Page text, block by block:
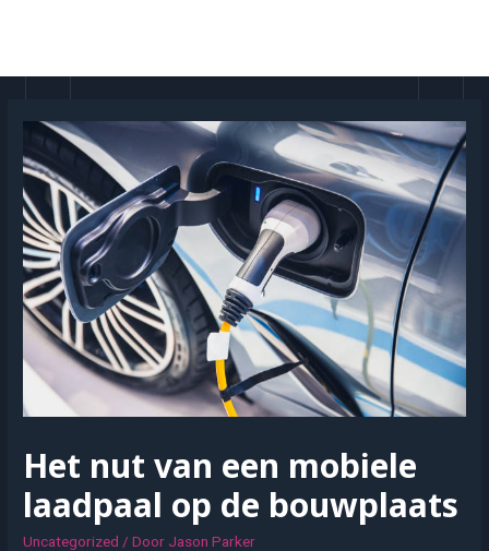
Het nut van een mobiele
laadpaal op de bouwplaats
Uncategorized / Door Jason Parker